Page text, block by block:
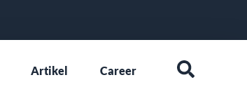
Artikel Career